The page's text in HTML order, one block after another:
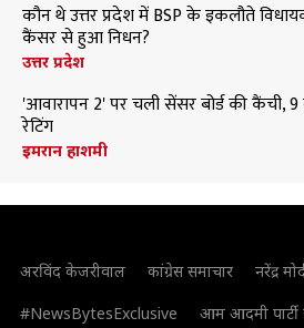
कौन थे उत्तर प्रदेश में BSP के इकलौते
कैंसर से हुआ निधन?
उत्तर प्रदेश
'आवारापन 2' पर चली सेंसर बोर्ड की कैंची,
रेटिंग
इमरान हाशमी
अरविंद केजरीवाल कांग्रेस समाचार नरेंद्र
#NewsBytesExclusive
आम आदमी पार्टी